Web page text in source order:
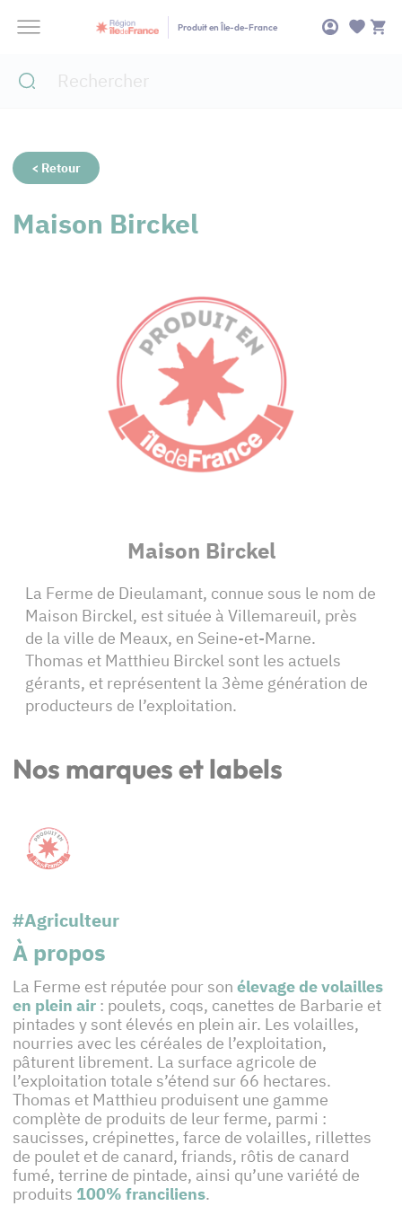
Produit en Île-de-France
< Retour
Maison Birckel
Maison Birckel
La Ferme de Dieulamant, connue sous le nom de
Maison Birckel, est située à Villemareuil, près
de la ville de Meaux, en Seine-et-Marne.
Thomas et Matthieu Birckel sont les actuels
gérants, et représentent la 3ème génération de
producteurs de l’exploitation.
Nos marques et labels
#Agriculteur
À propos
La Ferme est réputée pour son élevage de volailles
en plein air : poulets, coqs, canettes de Barbarie et
pintades y sont élevés en plein air. Les volailles,
nourries avec les céréales de l’exploitation,
pâturent librement. La surface agricole de
l’exploitation totale s’étend sur 66 hectares.
Thomas et Matthieu produisent une gamme
complète de produits de leur ferme, parmi :
saucisses, crépinettes, farce de volailles, rillettes
de poulet et de canard, friands, rôtis de canard
fumé, terrine de pintade, ainsi qu’une variété de
produits 100% franciliens.